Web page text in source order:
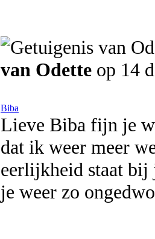
van Odette op 14
Biba
Lieve Biba fijn je
dat ik weer meer
eerlijkheid staat bij
je weer zo